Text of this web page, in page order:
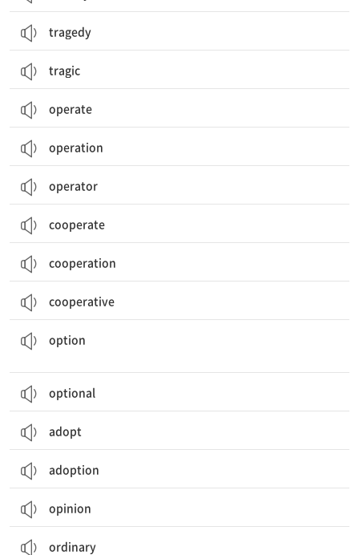
tragedy
tragic
operate
operation
operator
cooperate
cooperation
cooperative
option
optional
adopt
adoption
opinion
ordinary